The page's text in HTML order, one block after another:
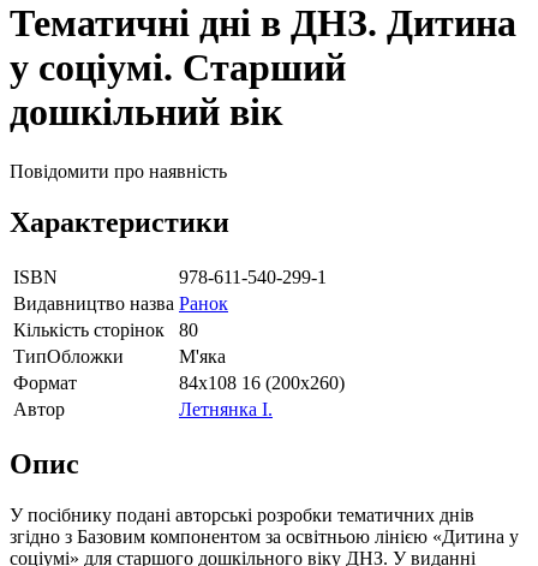
Тематичні дні в ДНЗ. Дитина
у соціумі. Старший
дошкільний вік
Повідомити про наявність
Характеристики
ISBN
978-611-540-299-1
Видавництво назва Ранок
Кількість сторінок
80
ТипОбложки
М'яка
Формат
84х108 16 (200х260)
Автор
Летнянка І.
Опис
У посібнику подані авторські розробки тематичних днів
згідно з Базовим компонентом за освітньою лінією «Дитина у
соціумі» для старшого дошкільного віку ДНЗ. У виданні